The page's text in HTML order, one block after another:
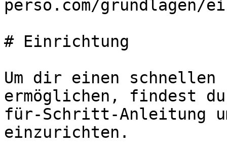
perso.com/grundlagen/
# Einrichtung
Um dir einen
ermöglichen, findest
für-Schritt-Anleitung
einzurichten.